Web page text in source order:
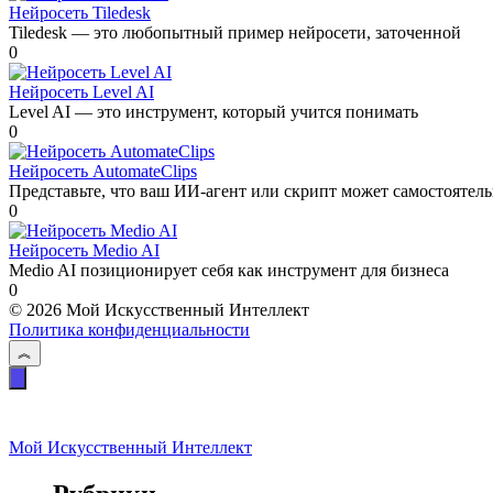
Нейросеть Tiledesk
Tiledesk — это любопытный пример нейросети, заточенной
0
Нейросеть Level AI
Level AI — это инструмент, который учится понимать
0
Нейросеть AutomateClips
Представьте, что ваш ИИ-агент или скрипт может
0
Нейросеть Medio AI
Medio AI позиционирует себя как инструмент для бизнеса
0
© 2026 Мой Искусственный Интеллект
Политика конфиденциальности
Мой Искусственный Интеллект